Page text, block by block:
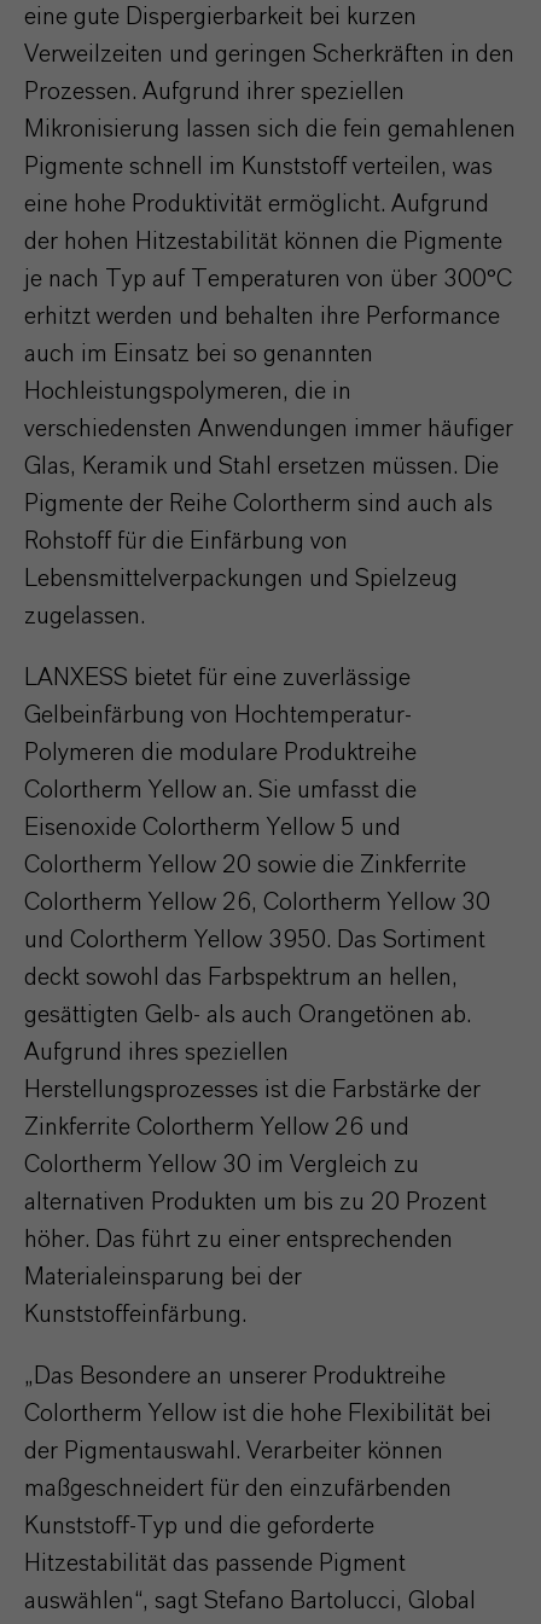
eine gute Dispergierbarkeit bei kurzen
Verweilzeiten und geringen Scherkräften in den
Prozessen. Aufgrund ihrer speziellen
Mikronisierung lassen sich die fein gemahlenen
Pigmente schnell im Kunststoff verteilen, was
eine hohe Produktivität ermöglicht. Aufgrund
der hohen Hitzestabilität können die Pigmente
je nach Typ auf Temperaturen von über 300°C
erhitzt werden und behalten ihre Performance
auch im Einsatz bei so genannten
Hochleistungspolymeren, die in
verschiedensten Anwendungen immer häufiger
Glas, Keramik und Stahl ersetzen müssen. Die
Pigmente der Reihe Colortherm sind auch als
Rohstoff für die Einfärbung von
Lebensmittelverpackungen und Spielzeug
zugelassen.
LANXESS bietet für eine zuverlässige
Gelbeinfärbung von Hochtemperatur-
Polymeren die modulare Produktreihe
Colortherm Yellow an. Sie umfasst die
Eisenoxide Colortherm Yellow 5 und
Colortherm Yellow 20 sowie die Zinkferrite
Colortherm Yellow 26, Colortherm Yellow 30
und Colortherm Yellow 3950. Das Sortiment
deckt sowohl das Farbspektrum an hellen,
gesättigten Gelb- als auch Orangetönen ab.
Aufgrund ihres speziellen
Herstellungsprozesses ist die Farbstärke der
Zinkferrite Colortherm Yellow 26 und
Colortherm Yellow 30 im Vergleich zu
alternativen Produkten um bis zu 20 Prozent
höher. Das führt zu einer entsprechenden
Materialeinsparung bei der
Kunststoffeinfärbung.
„Das Besondere an unserer Produktreihe
Colortherm Yellow ist die hohe Flexibilität bei
der Pigmentauswahl. Verarbeiter können
maßgeschneidert für den einzufärbenden
Kunststoff-Typ und die geforderte
Hitzestabilität das passende Pigment
auswählen“, sagt Stefano Bartolucci, Global